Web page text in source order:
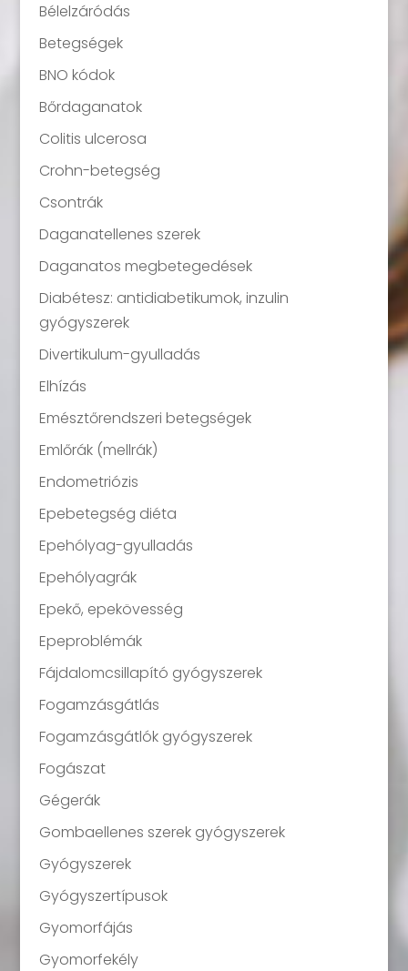
Bélelzáródás
Betegségek
BNO kódok
Bőrdaganatok
Colitis ulcerosa
Crohn-betegség
Csontrák
Daganatellenes szerek
Daganatos megbetegedések
Diabétesz: antidiabetikumok, inzulin
gyógyszerek
Divertikulum-gyulladás
Elhízás
Emésztőrendszeri betegségek
Emlőrák (mellrák)
Endometriózis
Epebetegség diéta
Epehólyag-gyulladás
Epehólyagrák
Epekő, epekövesség
Epeproblémák
Fájdalomcsillapító gyógyszerek
Fogamzásgátlás
Fogamzásgátlók gyógyszerek
Fogászat
Gégerák
Gombaellenes szerek gyógyszerek
Gyógyszerek
Gyógyszertípusok
Gyomorfájás
Gyomorfekély